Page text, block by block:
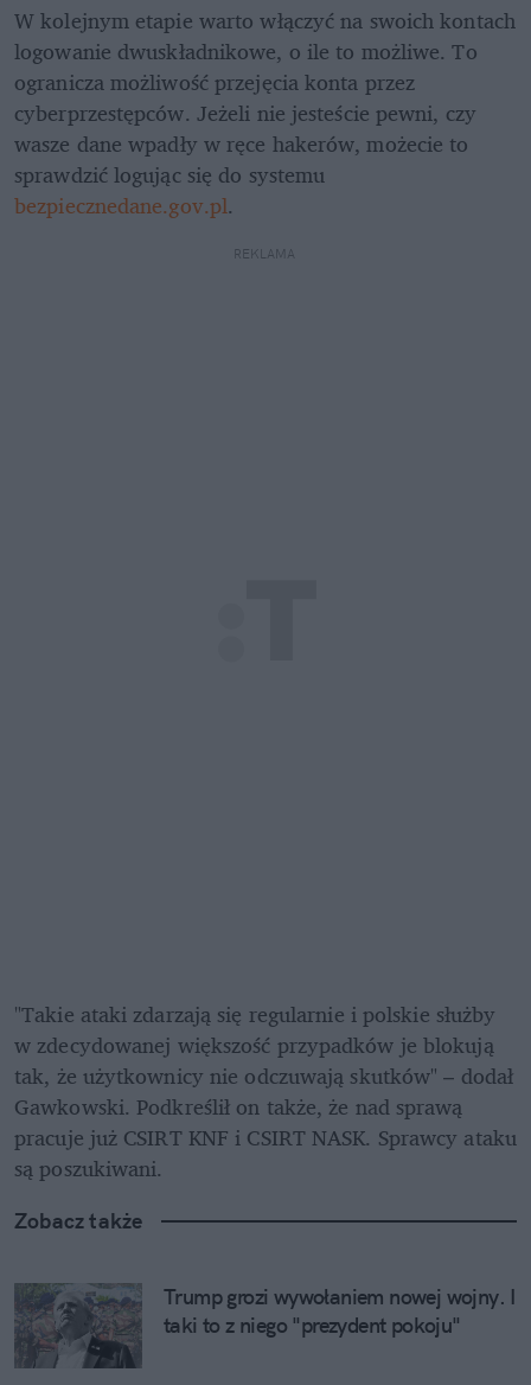
W kolejnym etapie warto włączyć na swoich kontach
logowanie dwuskładnikowe, o ile to możliwe. To
ogranicza możliwość przejęcia konta przez
cyberprzestępców. Jeżeli nie jesteście pewni, czy
wasze dane wpadły w ręce hakerów, możecie to
bezpiecznedane.gov.pl.
REKLAMA
"Takie ataki zdarzają się regularnie i polskie służby
w zdecydowanej większość przypadków je blokują
tak, że użytkownicy nie odczuwają skutków" – dodał
Gawkowski. Podkreślił on także, że nad sprawą
pracuje już CSIRT KNF i CSIRT NASK. Sprawcy ataku
są poszukiwani.
Zobacz także
Trump grozi wywołaniem nowej wojny. I
taki to z niego "prezydent pokoju"